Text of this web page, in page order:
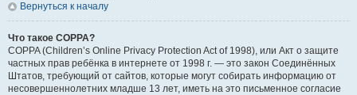
Вернуться к началу
Что такое COPPA?
COPPA (Children’s Online Privacy Protection Act of 1998), или Акт о защите
частных прав ребёнка в интернете от 1998 г. — это закон Соединённых
Штатов, требующий от сайтов, которые могут собирать информацию от
несовершеннолетних младше 13 лет, иметь на это письменное согласие